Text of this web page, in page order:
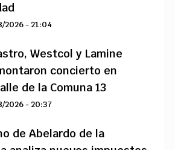
2026 - 21:04
Westcol y Lamine
concierto en
de la Comuna 13
2026 - 20:37
de Abelardo de la